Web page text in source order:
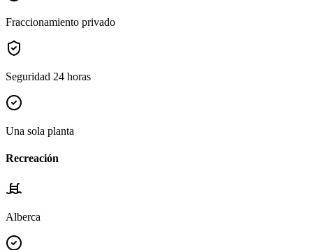
Fraccionamiento privado
Seguridad 24 horas
Una sola planta
Recreación
Alberca